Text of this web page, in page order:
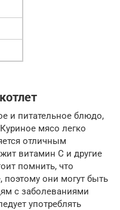
и питательное блюдо,
мясо легко
отличным
витамин С и другие
помнить, что
поэтому они могут быть
с заболеваниями
употреблять